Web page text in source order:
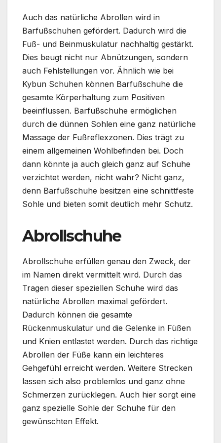
Auch das natürliche Abrollen wird in
Barfußschuhen gefördert. Dadurch wird die
Fuß- und Beinmuskulatur nachhaltig gestärkt.
Dies beugt nicht nur Abnützungen, sondern
auch Fehlstellungen vor. Ähnlich wie bei
Kybun Schuhen können Barfußschuhe die
gesamte Körperhaltung zum Positiven
beeinflussen. Barfußschuhe ermöglichen
durch die dünnen Sohlen eine ganz natürliche
Massage der Fußreflexzonen. Dies trägt zu
einem allgemeinen Wohlbefinden bei. Doch
dann könnte ja auch gleich ganz auf Schuhe
verzichtet werden, nicht wahr? Nicht ganz,
denn Barfußschuhe besitzen eine schnittfeste
Sohle und bieten somit deutlich mehr Schutz.
Abrollschuhe
Abrollschuhe erfüllen genau den Zweck, der
im Namen direkt vermittelt wird. Durch das
Tragen dieser speziellen Schuhe wird das
natürliche Abrollen maximal gefördert.
Dadurch können die gesamte
Rückenmuskulatur und die Gelenke in Füßen
und Knien entlastet werden. Durch das richtige
Abrollen der Füße kann ein leichteres
Gehgefühl erreicht werden. Weitere Strecken
lassen sich also problemlos und ganz ohne
Schmerzen zurücklegen. Auch hier sorgt eine
ganz spezielle Sohle der Schuhe für den
gewünschten Effekt.